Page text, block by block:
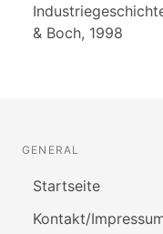
& Boch, 1998
GENERAL
Startseite
Kontakt/